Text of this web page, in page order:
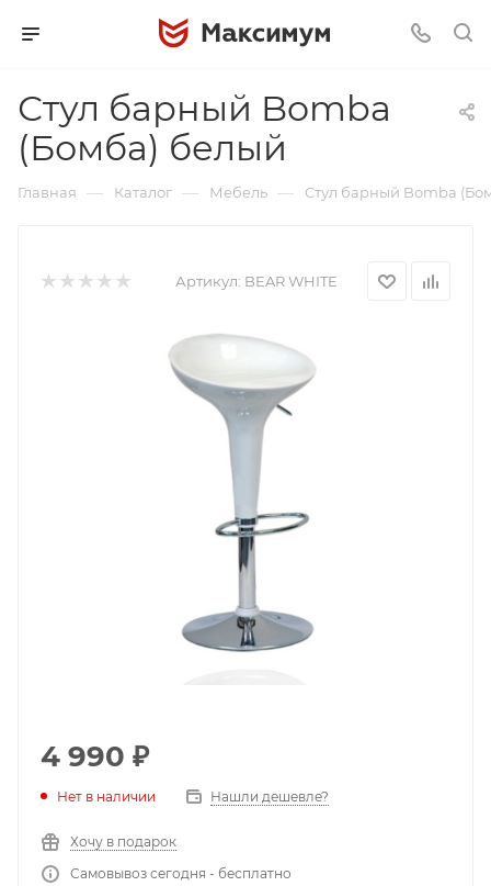
Стул барный Bomba
(Бомба) белый
Главная — Каталог — Мебель — Стул барный Bomba
Артикул: BEAR WHITE
4 990 ₽
Нет в наличии Нашли дешевле?
Хочу в подарок
Самовывоз сегодня - бесплатно